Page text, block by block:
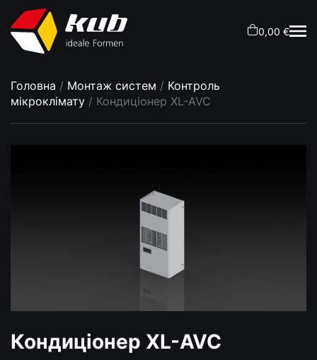
0,00 €
Головна / Монтаж систем / Контроль
мікроклімату / Кондиціонер XL-AVC
Кондиціонер XL-AVC